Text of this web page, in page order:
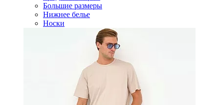
Большие размеры
Нижнее белье
Носки